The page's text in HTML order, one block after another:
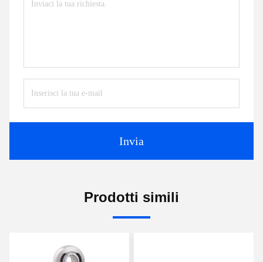
Invia
Prodotti simili